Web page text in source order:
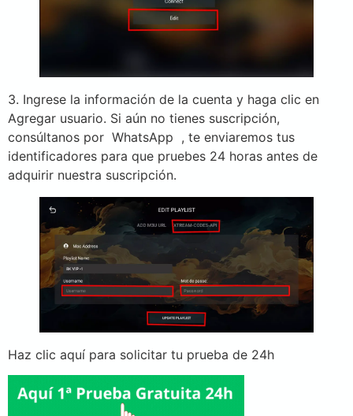
3. Ingrese la información de la cuenta y haga clic en
Agregar usuario. Si aún no tienes suscripción,
consúltanos por WhatsApp , te enviaremos tus
identificadores para que pruebes 24 horas antes de
adquirir nuestra suscripción.
Haz clic aquí para solicitar tu prueba de 24h